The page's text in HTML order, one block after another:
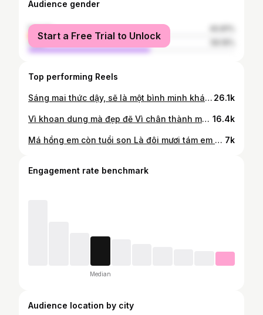
Audience gender
female
male
Start a Free Trial to Unlock
Top performing Reels
Sáng mai thức dậy, sẽ là một bình minh khác 🌷☁️💗 26.1k
Vì khoan dung mà đẹp đẽ Vì chân thành mà an nhiên 16.4k
Má hồng em còn tuổi son Là đôi mươi tám em trăng tròn 🌸🌸 7k
Engagement rate benchmark
Median
Audience location by city